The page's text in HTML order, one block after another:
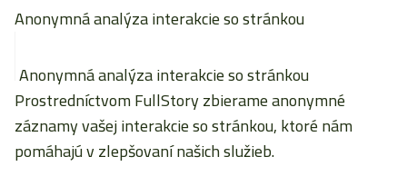
Anonymná analýza interakcie so stránkou
Anonymná analýza interakcie so stránkou
Prostredníctvom FullStory zbierame anonymné
záznamy vašej interakcie so stránkou, ktoré nám
pomáhajú v zlepšovaní našich služieb.